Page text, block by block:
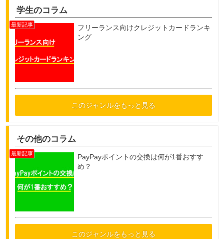
学生のコラム
フリーランス向けクレジットカードランキ
ング
このジャンルをもっと見る
その他のコラム
PayPayポイントの交換は何が1番おすす
め？
このジャンルをもっと見る